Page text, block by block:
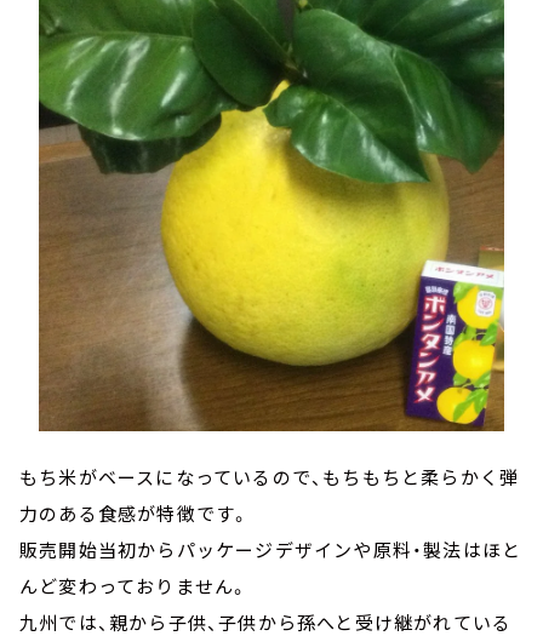
もち米がベースになっているので、もちもちと柔らかく弾
力のある食感が特徴です。
販売開始当初からパッケージデザインや原料・製法はほと
んど変わっておりません。
九州では、親から子供、子供から孫へと受け継がれている